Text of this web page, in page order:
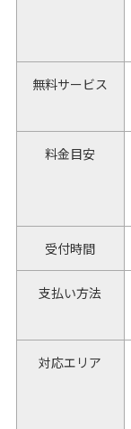
無料サービス
料金目安
受付時間
支払い方法
対応エリア